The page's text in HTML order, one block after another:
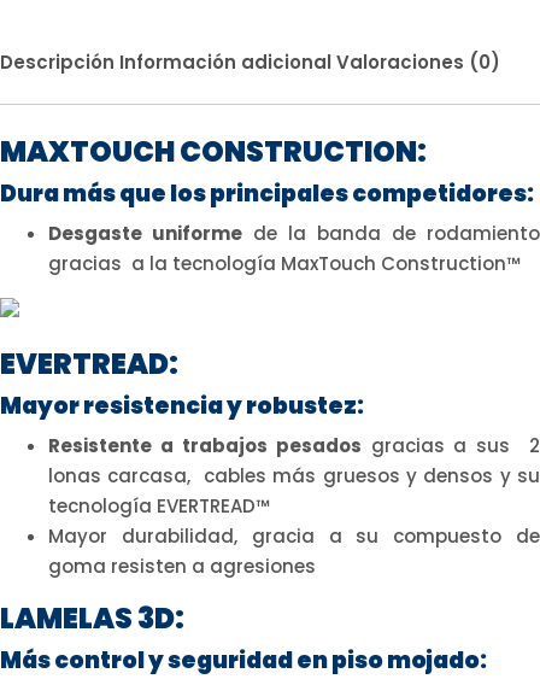
Descripción Información adicionalValoraciones (0)
MAXTOUCH CONSTRUCTION:
Dura más que los principales competidores:
Desgaste uniforme de la banda de rodamiento
gracias a la tecnología MaxTouch Construction™
EVERTREAD:
Mayor resistencia y robustez:
Resistente a trabajos pesados gracias a sus 2
lonas carcasa, cables más gruesos y densos y su
tecnología EVERTREAD™
Mayor durabilidad, gracia a su compuesto de
goma resisten a agresiones
LAMELAS 3D:
Más control y seguridad en piso mojado: